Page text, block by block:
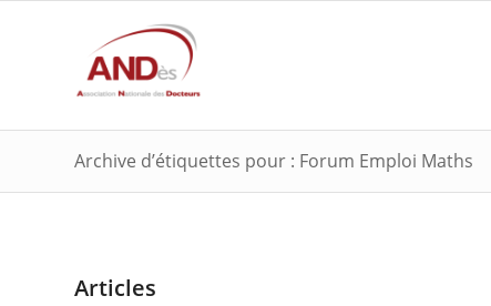
Archive d’étiquettes pour : Forum Emploi Maths
Articles